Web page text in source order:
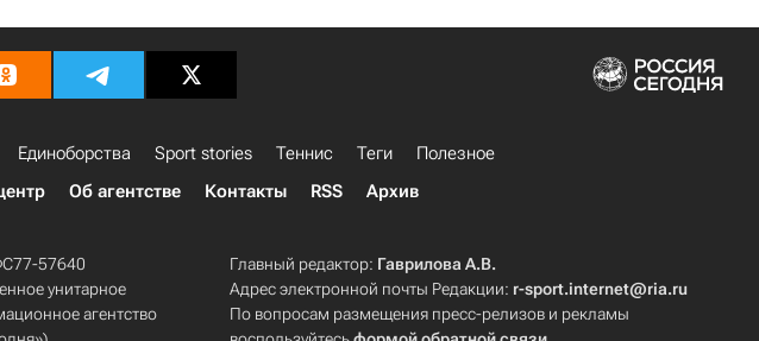
Единоборства Sport stories Теннис Теги
Полезное
Об агентстве Контакты RSS Архив
57640
унитарное
агентство
Главный редактор: Гаврилова А.В.
Адрес электронной почты Редакции: r-sport.internet@ria.ru
По вопросам размещения пресс-релизов и рекламы